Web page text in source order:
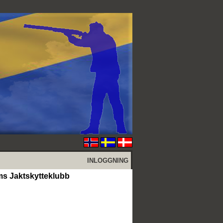
INLOGGNING
Jaktskytteklubb